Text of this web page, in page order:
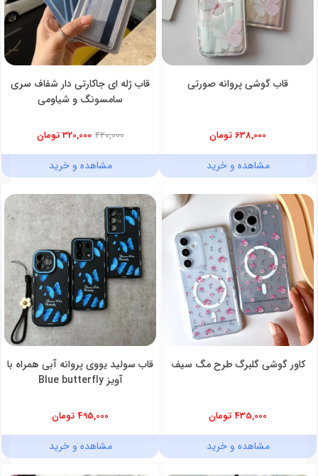
قاب گوشی پروانه صورتی
638,000 تومان
مشاهده و خرید
قاب ژله ای جاکارتی دار شفاف سری
سامسونگ و شیاومی
420,000 320,000 تومان
مشاهده و خرید
کاور گوشی گلبرگ طرح مگ سیف
435,000 تومان
مشاهده و خرید
قاب سولید یووی پروانه آبی همراه با
آویز Blue butterfly
495,000 تومان
مشاهده و خرید